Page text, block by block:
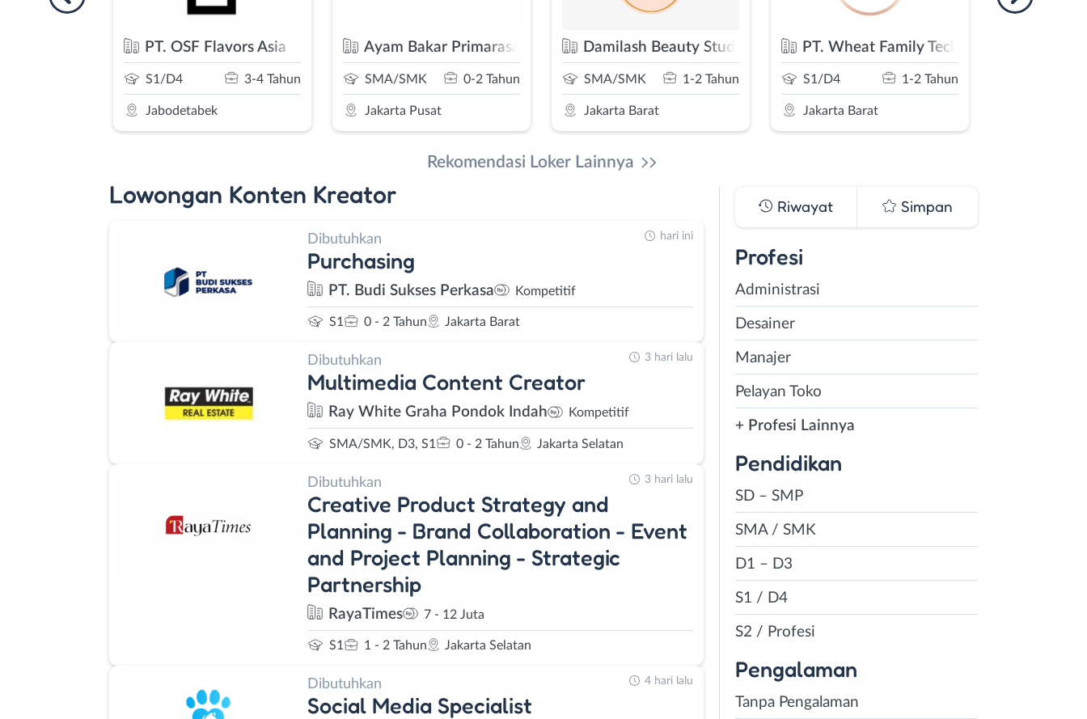
PT. OSF Flavors Asia
S1/D4 3-4 Tahun
Jabodetabek
Ayam Bakar Primarasa
SMA/SMK 0-2 Tahun
Jakarta Pusat
Damilash Beauty Studio
SMA/SMK 1-2 Tahun
Jakarta Barat
PT. Wheat Family Technology
SMA/SMK 1-2 Tahun
Jakarta Barat
Rekomendasi Loker Lainnya
Lowongan Konten Kreator
Dibutuhkan
Purchasing
PT. Budi Sukses Perkasa Kompetitif
S1 0 - 2 Tahun Jakarta Barat
hari ini
Dibutuhkan
Multimedia Content Creator
Ray White Graha Pondok Indah Kompetitif
SMA/SMK, D3, S1 0 - 2 Tahun Jakarta Selatan
3 hari lalu
Dibutuhkan
Creative Product Strategy and
Planning - Brand Collaboration - Event
and Project Planning - Strategic
Partnership
RayaTimes 7 - 12 Juta
S1 1 - 2 Tahun Jakarta Selatan
3 hari lalu
Dibutuhkan
Social Media Specialist
4 hari lalu
Riwayat Simpan
Profesi
Administrasi
Desainer
Manajer
Pelayan Toko
+ Profesi Lainnya
Pendidikan
SD – SMP
SMA / SMK
D1 – D3
S1 / D4
S2 / Profesi
Pengalaman
Tanpa Pengalaman